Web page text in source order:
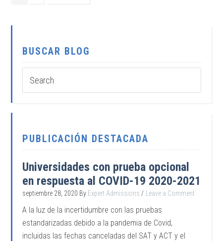
BUSCAR BLOG
PUBLICACIÓN DESTACADA
Universidades con prueba opcional
en respuesta al COVID-19 2020-2021
septiembre 28, 2020 By Expert Admissions Leave a Comment
A la luz de la incertidumbre con las pruebas
estandarizadas debido a la pandemia de Covid,
incluidas las fechas canceladas del SAT y ACT y el